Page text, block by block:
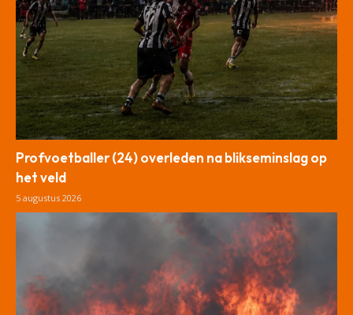
Profvoetballer (24) overleden na blikseminslag op
het veld
5 augustus 2026